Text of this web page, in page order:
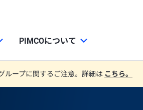
PIMCOについて
ループに関するご注意。詳細は こちら。